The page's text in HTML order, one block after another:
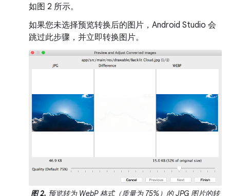
如图 2 所示。
如果您未选择预览转换后的图片，Android Studio 会
跳过此步骤，并立即转换图片。
图 2. 预览转为 WebP 格式（质量为 75%）的 JPG 图片的转